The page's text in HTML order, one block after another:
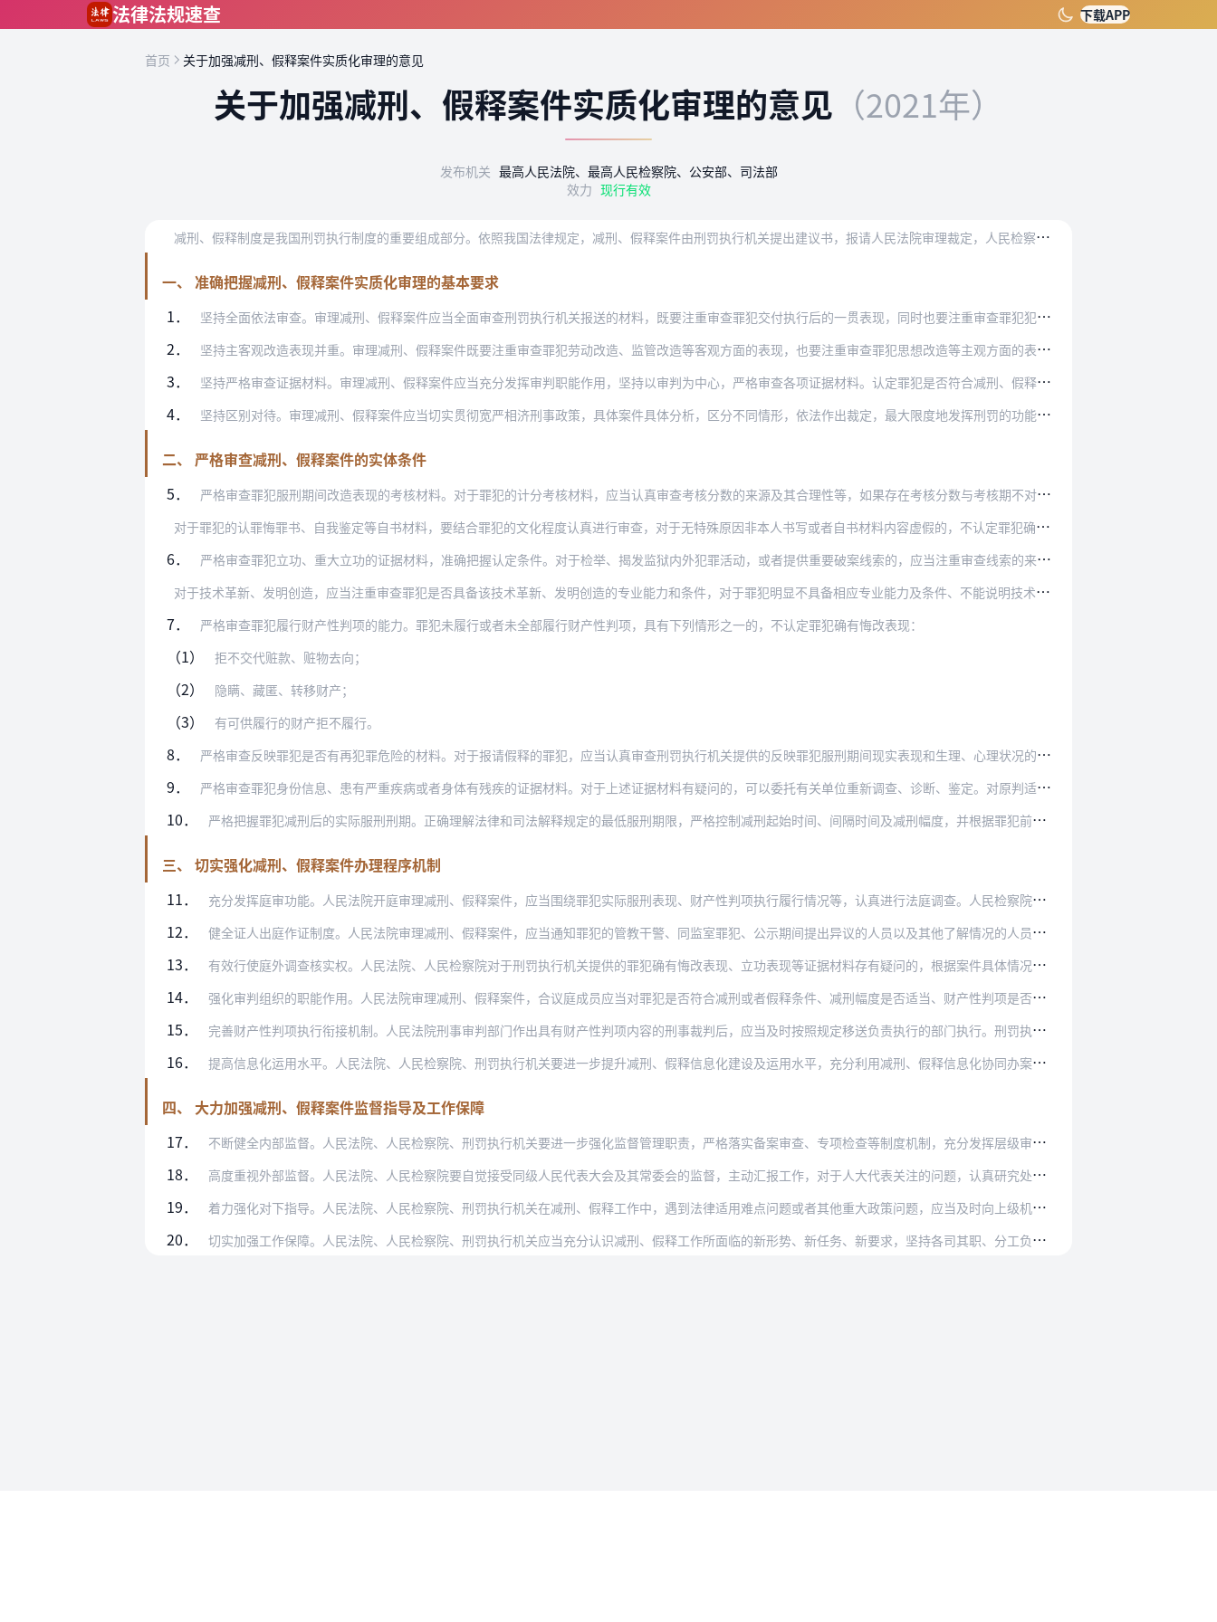
法律法规速查 下载APP
首页 关于加强减刑、假释案件实质化审理的意见
关于加强减刑、假释案件实质化审理的意见 （2021年）
发布机关 最高人民法院、最高人民检察院、公安部、司法部
效力 现行有效
减
刑、假释制度是我国刑罚执行制度的重要组成部分。依照我国法律规定，减刑、假释案件由刑罚执行机关提出建议书，报请人民法院审理裁定，人民检察院依法进行监督。为严格规…
一、 准确把握减刑、假释案件实质化审理的基本要求
1．
坚持全面依法审查。审理减刑、假释案件应当全面审查刑罚执行机关报送的材料，既要注重审查罪犯交付执行后的一贯表现，同时也要注重审查罪犯犯罪的性质、具体情节、社会危害…
2． 坚持主客观改造表现并重。审理减刑、假释案件既要注重审查罪犯劳动改造、监管改造等客观方面的表现，也要注重审查罪犯思想改造等主观方面的表现，综合判断罪犯是否确有悔改…
3． 坚持严格审查证据材料。审理减刑、假释案件应当充分发挥审判职能作用，坚持以审判为中心，严格审查各项证据材料。认定罪犯是否符合减刑、假释法定条件，应当有相应证据予以…
4． 坚持区别对待。审理减刑、假释案件应当切实贯彻宽严相济刑事政策，具体案件具体分析，区分不同情形，依法作出裁定，最大限度地发挥刑罚的功能，实现刑罚的目的。
二、 严格审查减刑、假释案件的实体条件
5．
严格审查罪犯服刑期间改造表现的考核材料。对于罪犯的计分考核材料，应当认真审查考核分数的来源及其合理性等，如果存在考核分数与考核期不对应、加扣分与奖惩不对应、奖惩…
对
于罪犯的认罪悔罪书、自我鉴定等自书材料，要结合罪犯的文化程度认真进行审查，对于无特殊原因非本人书写或者自书材料内容虚假的，不认定罪犯确有悔改表现。
6．
严格审查罪犯立功、重大立功的证据材料，准确把握认定条件。对于检举、揭发监狱内外犯罪活动，或者提供重要破案线索的，应当注重审查线索的来源。对于揭发线索来源存疑的，…
对
于技术革新、发明创造，应当注重审查罪犯是否具备该技术革新、发明创造的专业能力和条件，对于罪犯明显不具备相应专业能力及条件、不能说明技术革新或者发明创造原理及过…
7．
严格审查罪犯履行财产性判项的能力。罪犯未履行或者未全部履行财产性判项，具有下列情形之一的，不认定罪犯确有悔改表现：
（1） 拒不交代赃款、赃物去向；
（2） 隐瞒、藏匿、转移财产；
（3） 有可供履行的财产拒不履行。
8． 严格审查反映罪犯是否有再犯罪危险的材料。对于报请假释的罪犯，应当认真审查刑罚执行机关提供的反映罪犯服刑期间现实表现和生理、心理状况的材料，并认真审查司法行政机关…
9． 严格审查罪犯身份信息、患有严重疾病或者身体有残疾的证据材料。对于上述证据材料有疑问的，可以委托有关单位重新调查、诊断、鉴定。对原判适用《中华人民共和国刑事诉讼法…
10． 严格把握罪犯减刑后的实际服刑刑期。正确理解法律和司法解释规定的最低服刑期限，严格控制减刑起始时间、间隔时间及减刑幅度，并根据罪犯前期减刑情况和效果，对其后续减刑…
三、 切实强化减刑、假释案件办理程序机制
11．
充分发挥庭审功能。人民法院开庭审理减刑、假释案件，应当围绕罪犯实际服刑表现、财产性判项执行履行情况等，认真进行法庭调查。人民检察院应当派员出庭履行职务，并充分发…
12． 健全证人出庭作证制度。人民法院审理减刑、假释案件，应当通知罪犯的管教干警、同监室罪犯、公示期间提出异议的人员以及其他了解情况的人员出庭作证。开庭审理前，刑罚执行…
13． 有效行使庭外调查核实权。人民法院、人民检察院对于刑罚执行机关提供的罪犯确有悔改表现、立功表现等证据材料存有疑问的，根据案件具体情况，可以采取讯问罪犯、询问证人、…
14． 强化审判组织的职能作用。人民法院审理减刑、假释案件，合议庭成员应当对罪犯是否符合减刑或者假释条件、减刑幅度是否适当、财产性判项是否执行履行等情况，充分发表意见。…
15． 完善财产性判项执行衔接机制。人民法院刑事审判部门作出具有财产性判项内容的刑事裁判后，应当及时按照规定移送负责执行的部门执行。刑罚执行机关对罪犯报请减刑、假释时，…
16． 提高信息化运用水平。人民法院、人民检察院、刑罚执行机关要进一步提升减刑、假释信息化建设及运用水平，充分利用减刑、假释信息化协同办案平台、执行信息平台及大数据平台…
四、 大力加强减刑、假释案件监督指导及工作保障
17．
不断健全内部监督。人民法院、人民检察院、刑罚执行机关要进一步强化监督管理职责，严格落实备案审查、专项检查等制度机制，充分发挥层级审核把关作用。人民法院要加强文书…
18． 高度重视外部监督。人民法院、人民检察院要自觉接受同级人民代表大会及其常委会的监督，主动汇报工作，对于人大代表关注的问题，认真研究处理并及时反馈，不断推进减刑、假…
19． 着力强化对下指导。人民法院、人民检察院、刑罚执行机关在减刑、假释工作中，遇到法律适用难点问题或者其他重大政策问题，应当及时向上级机关请示报告。上级机关应当准确掌…
20． 切实加强工作保障。人民法院、人民检察院、刑罚执行机关应当充分认识减刑、假释工作所面临的新形势、新任务、新要求，坚持各司其职、分工负责、相互配合、相互制约的原则，…